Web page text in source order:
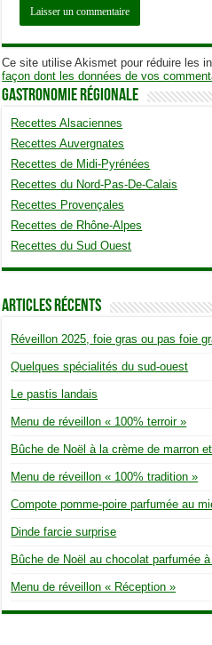
Ce site utilise Akismet pour réduire les
façon dont les données de vos
Gastronomie Régionale
Recettes Alsaciennes
Recettes Auvergnates
Recettes de Midi-Pyrénées
Recettes du Nord-Pas-De-Calais
Recettes Provençales
Recettes de Rhône-Alpes
Recettes du Sud Ouest
Articles Récents
Réveillon 2025, foie gras ou pas foie
Quelques spécialités du sud-ouest
Le pastis landais
Menu de réveillon « 100% terroir »
Bûche de Noël à la crème de marron
Menu de réveillon « 100% tradition »
Compote pomme-poire parfumée au
Dinde farcie surprise
Bûche de Noël au chocolat parfumée à
Menu de réveillon « Réception »